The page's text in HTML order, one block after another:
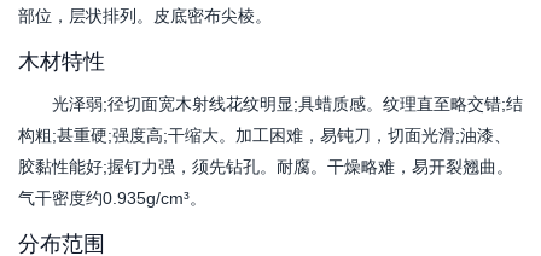
部位，层状排列。皮底密布尖棱。
木材特性
光泽弱;径切面宽木射线花纹明显;具蜡质感。纹理直至略交错;结
构粗;甚重硬;强度高;干缩大。加工困难，易钝刀，切面光滑;油漆、
胶黏性能好;握钉力强，须先钻孔。耐腐。干燥略难，易开裂翘曲。
气干密度约0.935g/cm³。
分布范围